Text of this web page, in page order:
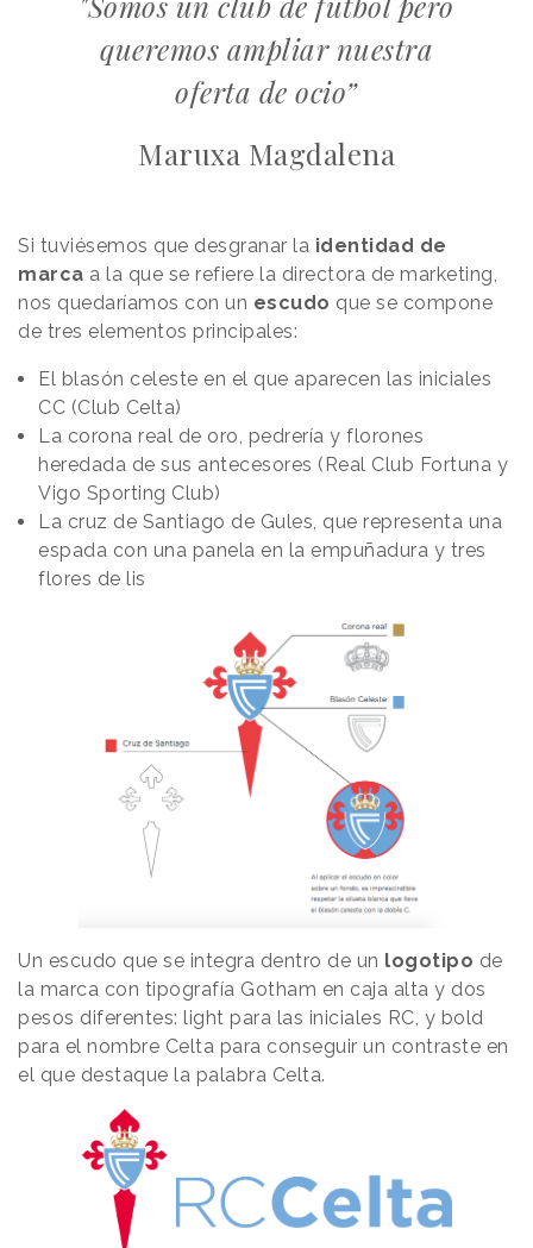
queremos ampliar nuestra
oferta de ocio”
Maruxa Magdalena
Si tuviésemos que desgranar la identidad de
marca a la que se refiere la directora de marketing,
nos quedaríamos con un escudo que se compone
de tres elementos principales:
El blasón celeste en el que aparecen las iniciales
CC (Club Celta)
La corona real de oro, pedrería y florones
heredada de sus antecesores (Real Club Fortuna y
Vigo Sporting Club)
La cruz de Santiago de Gules, que representa una
espada con una panela en la empuñadura y tres
flores de lis
Un escudo que se integra dentro de un logotipo de
la marca con tipografía Gotham en caja alta y dos
pesos diferentes: light para las iniciales RC, y bold
para el nombre Celta para conseguir un contraste en
el que destaque la palabra Celta.